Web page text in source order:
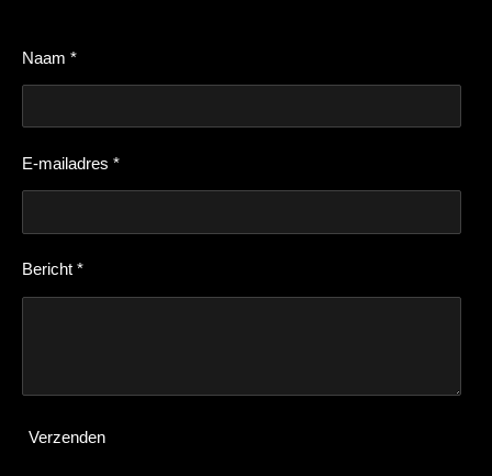
Naam *
E-mailadres *
Bericht *
Verzenden